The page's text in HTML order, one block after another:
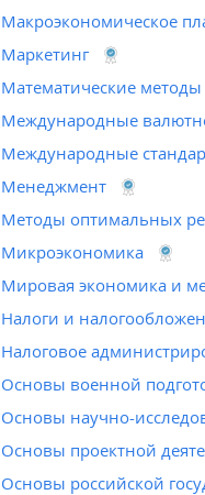
Макроэкономическое
Маркетинг
Математические
Международные
Международные
Менеджмент
Методы оптимальных
Микроэкономика
Мировая экономика и
Налоги и
Налоговое
Основы военной
Основы научно-
Основы проектной
Основы российской